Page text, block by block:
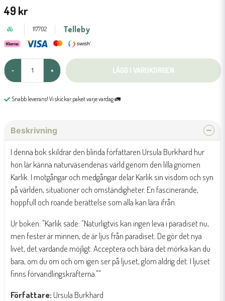
49 kr
117702 Telleby
- + LÄGG I VARUKORGEN
Snabb leverans! Vi skickar paket varje vardag 🚛
Beskrivning
I denna bok skildrar den blinda författaren Ursula Burkhard hur
hon lär känna naturväsendenas värld genom den lilla gnomen
Karlik. I motgångar och medgångar delar Karlik sin visdom och syn
på världen, situationer och omständigheter. En fascinerande,
hoppfull och roande berättelse som alla kan lära ifrån.
Ur boken: "Karlik sade: "Naturligtvis kan ingen leva i paradiset nu,
men fester är minnen, de är ljus från paradiset. De gör det nya
livet, det vardande möjligt. Acceptera och bära det mörka kan du
bara, om du om och om igen ser på ljuset, glöm aldrig det. I ljuset
finns förvandlingskrafterna.""
Författare: Ursula Burkhard